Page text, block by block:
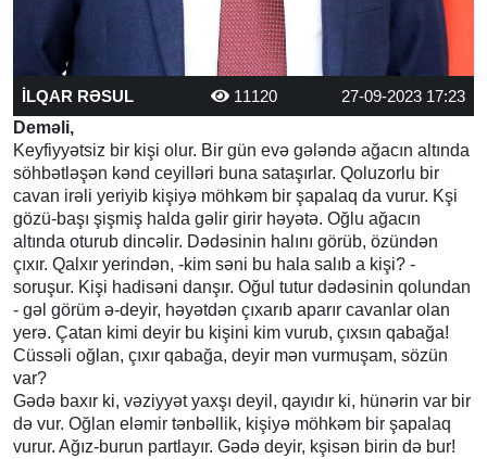
İLQAR RƏSUL 11120
27-09-2023 17:23
Deməli,
Keyfiyyətsiz bir kişi olur. Bir gün evə gələndə ağacın altında
söhbətləşən kənd ceyilləri buna sataşırlar. Qoluzorlu bir
cavan irəli yeriyib kişiyə möhkəm bir şapalaq da vurur. Kşi
gözü-başı şişmiş halda gəlir girir həyətə. Oğlu ağacın
altında oturub dincəlir. Dədəsinin halını görüb, özündən
çıxır. Qalxır yerindən, -kim səni bu hala salıb a kişi? -
soruşur. Kişi hadisəni danşır. Oğul tutur dədəsinin qolundan
- gəl görüm ə-deyir, həyətdən çıxarıb aparır cavanlar olan
yerə. Çatan kimi deyir bu kişini kim vurub, çıxsın qabağa!
Cüssəli oğlan, çıxır qabağa, deyir mən vurmuşam, sözün
var?
Gədə baxır ki, vəziyyət yaxşı deyil, qayıdır ki, hünərin var bir
də vur. Oğlan eləmir tənbəllik, kişiyə möhkəm bir şapalaq
vurur. Ağız-burun partlayır. Gədə deyir, kşisən birin də bur!